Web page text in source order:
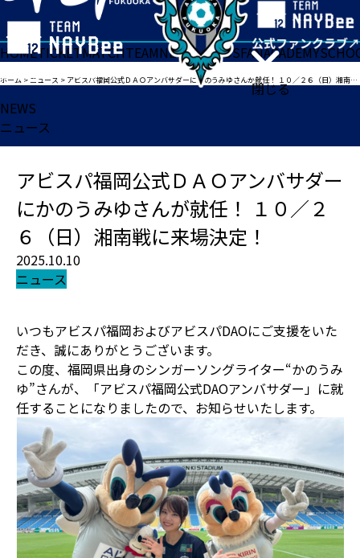
閉じる
HOMETICKETMATCHTEAMNEWSGOODSFANACADEMY
ホーム >ニュース > アビスパ福岡公式ＤＡＯアンバサダーにかのうみゆさんが就任！ １０／２６（日）湘南戦に来場決定！
NEWS
ニュース
アビスパ福岡公式ＤＡＯアンバサダー
にかのうみゆさんが就任！ １０／２
６（日）湘南戦に来場決定！
2025.10.10
ニュース
いつもアビスパ福岡およびアビスパDAOにご支援をいた
だき、誠にありがとうございます。
この度、福岡県出身のシンガーソングライター“かのうみ
ゆ”さんが、「アビスパ福岡公式DAOアンバサダー」に就
任することになりましたので、お知らせいたします。